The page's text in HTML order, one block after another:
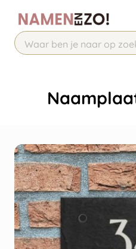
Chatbot
Chat 24/7